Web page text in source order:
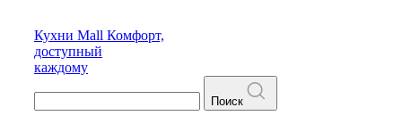
Кухни Mall Комфорт,
доступный
каждому
Поиск